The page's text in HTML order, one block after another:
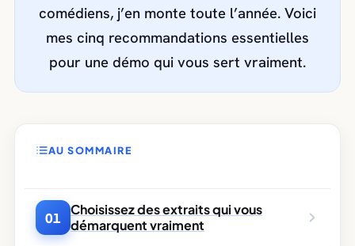
comédiens, j’en monte toute l’année. Voici
mes cinq recommandations essentielles
pour une démo qui vous sert vraiment.
AU SOMMAIRE
01 Choisissez des extraits qui vous
démarquent vraiment